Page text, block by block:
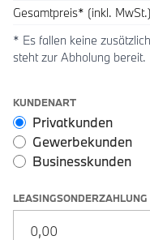
Gesamtpreis* (inkl. MwSt.)
* Es fallen keine
steht zur Abholung bereit.
Leasingoptionen:
KUNDENART
Privatkunden
Gewerbekunden
Businesskunden
LEASINGSONDERZAHLUNG